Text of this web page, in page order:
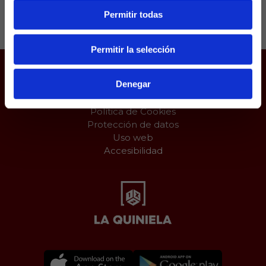
Permitir todas
Permitir la selección
Denegar
Juego responsable
Aviso Legal
Política de Cookies
Protección de datos
Uso web
Accesibilidad